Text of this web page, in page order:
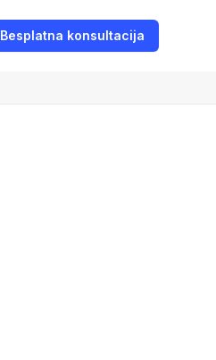
Besplatna konsultacija